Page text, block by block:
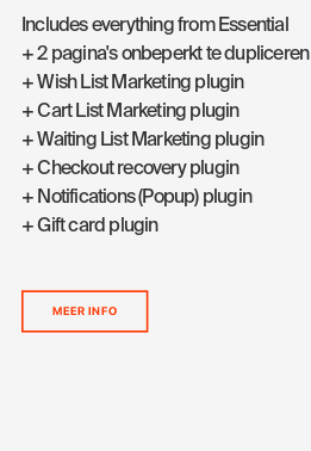
Includes everything from Essential
+ 2 pagina's onbeperkt te dupliceren
+ Wish List Marketing plugin
+ Cart List Marketing plugin
+ Waiting List Marketing plugin
+ Checkout recovery plugin
+ Notifications (Popup) plugin
+ Gift card plugin
MEER INFO